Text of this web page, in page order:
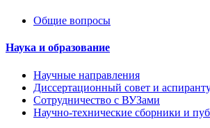
Общие вопросы
Наука и образование
Научные направления
Диссертационный совет и
Сотрудничество с ВУЗами
Научно-технические сборники и